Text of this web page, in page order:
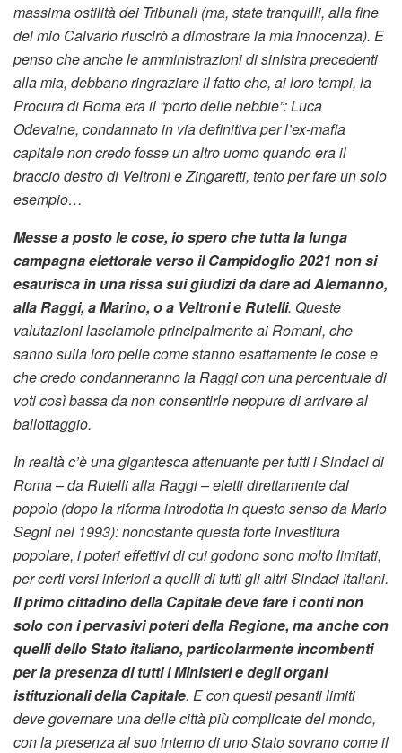
massima ostilità dei Tribunali (ma, state tranquilli, alla fine
del mio Calvario riuscirò a dimostrare la mia innocenza). E
penso che anche le amministrazioni di sinistra precedenti
alla mia, debbano ringraziare il fatto che, ai loro tempi, la
Procura di Roma era il “porto delle nebbie”: Luca
Odevaine, condannato in via definitiva per l’ex-mafia
capitale non credo fosse un altro uomo quando era il
braccio destro di Veltroni e Zingaretti, tento per fare un solo
esempio…
Messe a posto le cose, io spero che tutta la lunga
campagna elettorale verso il Campidoglio 2021 non si
esaurisca in una rissa sui giudizi da dare ad Alemanno,
alla Raggi, a Marino, o a Veltroni e Rutelli. Queste
valutazioni lasciamole principalmente ai Romani, che
sanno sulla loro pelle come stanno esattamente le cose e
che credo condanneranno la Raggi con una percentuale di
voti così bassa da non consentirle neppure di arrivare al
ballottaggio.
In realtà c’è una gigantesca attenuante per tutti i Sindaci di
Roma – da Rutelli alla Raggi – eletti direttamente dal
popolo (dopo la riforma introdotta in questo senso da Mario
Segni nel 1993): nonostante questa forte investitura
popolare, i poteri effettivi di cui godono sono molto limitati,
per certi versi inferiori a quelli di tutti gli altri Sindaci italiani.
Il primo cittadino della Capitale deve fare i conti non
solo con i pervasivi poteri della Regione, ma anche con
quelli dello Stato italiano, particolarmente incombenti
per la presenza di tutti i Ministeri e degli organi
istituzionali della Capitale. E con questi pesanti limiti
deve governare una delle città più complicate del mondo,
con la presenza al suo interno di uno Stato sovrano come il